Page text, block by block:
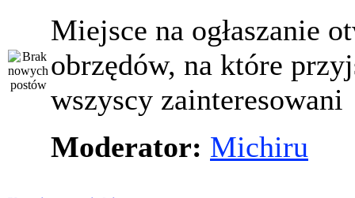
Miejsce na ogłaszanie
obrzędów, na które
wszyscy zainteresowani
Moderator: Michiru